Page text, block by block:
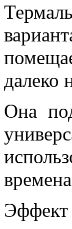
далеко
Она
Эффект